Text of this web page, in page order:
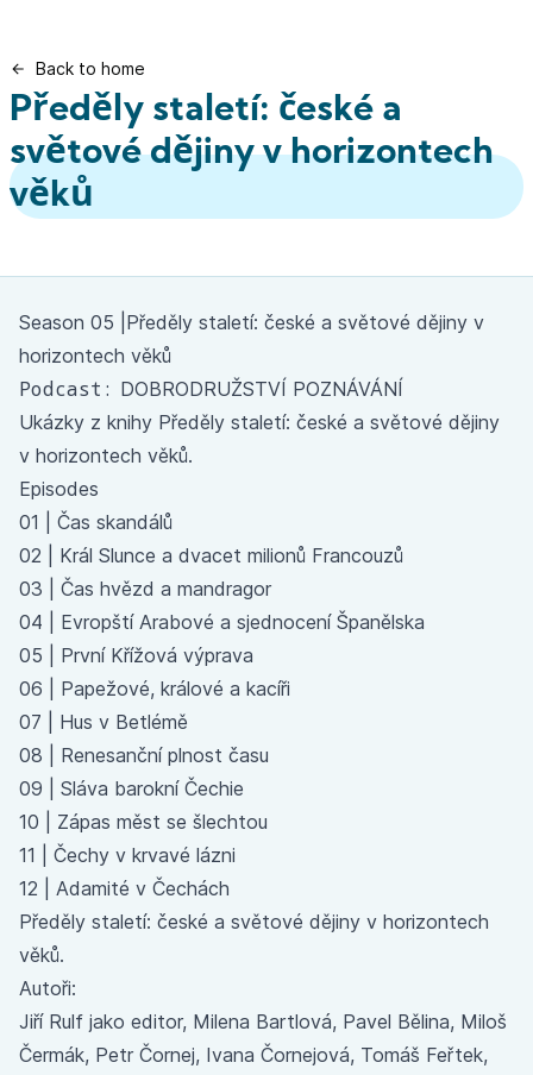
Back to home
Předěly staletí: české a
světové dějiny v horizontech
věků
Season 05 | Předěly staletí: české a světové dějiny v
horizontech věků
Podcast: DOBRODRUŽSTVÍ POZNÁVÁNÍ
Ukázky z knihy Předěly staletí: české a světové dějiny
v horizontech věků.
Episodes
01 | Čas skandálů
02 | Král Slunce a dvacet milionů Francouzů
03 | Čas hvězd a mandragor
04 | Evropští Arabové a sjednocení Španělska
05 | První Křížová výprava
06 | Papežové, králové a kacíři
07 | Hus v Betlémě
08 | Renesanční plnost času
09 | Sláva barokní Čechie
10 | Zápas měst se šlechtou
11 | Čechy v krvavé lázni
12 | Adamité v Čechách
Předěly staletí: české a světové dějiny v horizontech
věků.
Autoři:
Jiří Rulf jako editor, Milena Bartlová, Pavel Bělina, Miloš
Čermák, Petr Čornej, Ivana Čornejová, Tomáš Feřtek,